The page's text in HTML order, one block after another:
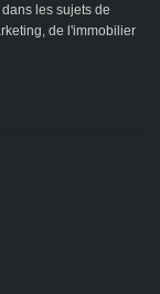
les sujets de
de l'immobilier